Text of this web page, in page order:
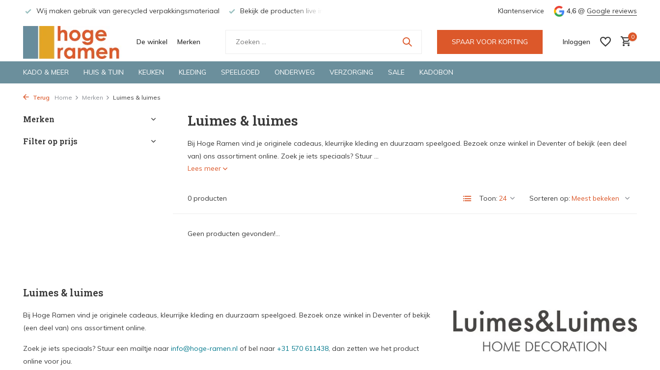
Wij maken gebruik van gerecycled verpakkingsmateriaal Bekijk de producten live in onze winkel in Deventer Groene en snelle bezorging door o.a. Fietskoerier en GLS. Wij
Klantenservice 4,6 @ Google reviews
De winkel Merken SPAAR VOOR KORTING Inloggen
0
KADO & MEER HUIS & TUIN KEUKEN KLEDING SPEELGOED ONDERWEG VERZORGING SALE KADOBON
Terug Home Merken Luimes & luimes
Merken
Filter op prijs
Luimes & luimes
Bij Hoge Ramen vind je originele cadeaus, kleurrijke kleding en duurzaam speelgoed. Bezoek onze winkel in Deventer of bekijk (een deel
van) ons assortiment online. Zoek je iets speciaals? Stuur ...
Lees meer
0 producten Toon: Sorteren op:
Geen producten gevonden!...
Luimes & luimes
Bij Hoge Ramen vind je originele cadeaus, kleurrijke kleding en duurzaam speelgoed. Bezoek onze winkel in Deventer of bekijk
(een deel van) ons assortiment online.
Zoek je iets speciaals? Stuur een mailtje naar info@hoge-ramen.nl of bel naar +31 570 611438, dan zetten we het product
online voor jou.